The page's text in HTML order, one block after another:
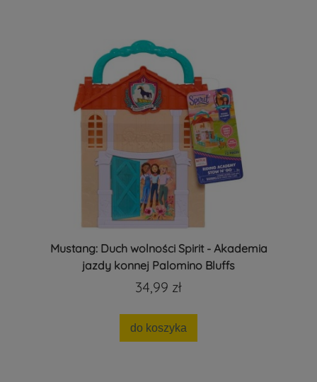
Mustang: Duch wolności Spirit - Akademia
jazdy konnej Palomino Bluffs
34,99 zł
do koszyka